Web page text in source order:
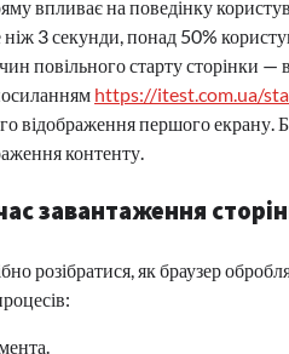
впливає на поведінку
3 секунди, понад 50%
повільного старту сторінки —
https://itest.com.ua/
відображення першого екрану.
контенту.
завантаження
розібратися, як браузер